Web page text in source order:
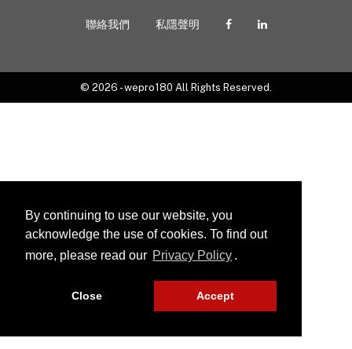
By continuing to use our website, you
acknowledge the use of cookies. To find out
more, please read our Privacy Policy .
Close Accept
聯絡我們 私隱聲明
© 2026 - wepro180 All Rights Reserved.